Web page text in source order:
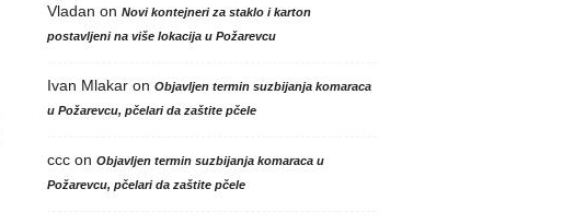
Vladan on Novi kontejneri za staklo i karton
postavljeni na više lokacija u Požarevcu
Ivan Mlakaron Objavljen termin suzbijanja komaraca
u Požarevcu, pčelari da zaštite pčele
cccon Objavljen termin suzbijanja komaraca u
Požarevcu, pčelari da zaštite pčele